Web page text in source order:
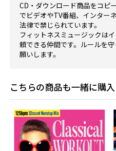
CD・ダウンロード商品をコピ
でビデオやTV番組、インター
法律で禁じられています。
フィットネスミュージックは
頼できる仲間です。ルールを
願いします。
こちらの商品も一緒に購